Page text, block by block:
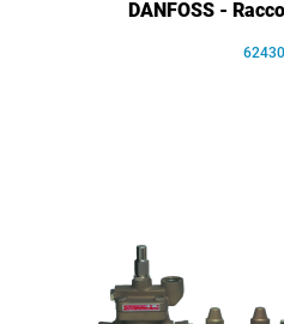
DANFOSS -